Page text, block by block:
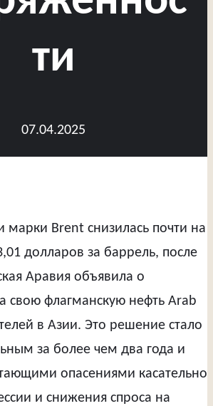
ти
07.04.2025
марки Brent снизилась почти на
долларов за баррель, после
Аравия объявила о
свою флагманскую нефть Arab
в Азии. Это решение стало
за более чем два года и
опасениями касательно
и снижения спроса на